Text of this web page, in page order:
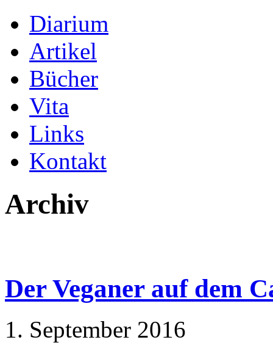
Diarium
Artikel
Bücher
Vita
Links
Kontakt
Archiv
Der Veganer auf dem
1. September 2016